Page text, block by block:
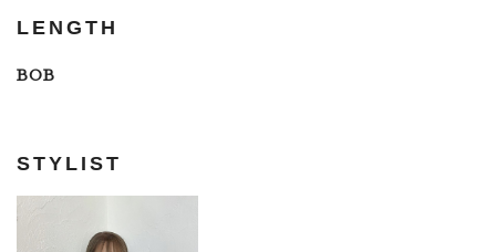
LENGTH
BOB
STYLIST